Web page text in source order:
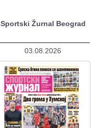
Sportski Žurnal Beograd
03.08.2026